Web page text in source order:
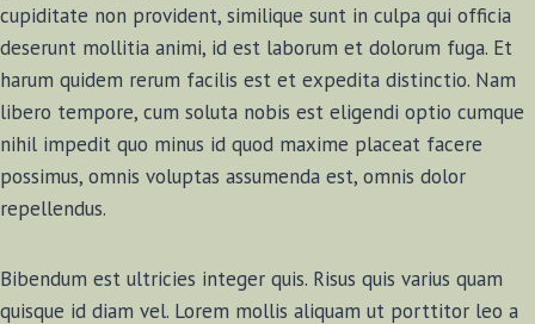
cupiditate non provident, similique sunt in culpa qui officia
deserunt mollitia animi, id est laborum et dolorum fuga. Et
harum quidem rerum facilis est et expedita distinctio. Nam
libero tempore, cum soluta nobis est eligendi optio cumque
nihil impedit quo minus id quod maxime placeat facere
possimus, omnis voluptas assumenda est, omnis dolor
repellendus.
Bibendum est ultricies integer quis. Risus quis varius quam
quisque id diam vel. Lorem mollis aliquam ut porttitor leo a